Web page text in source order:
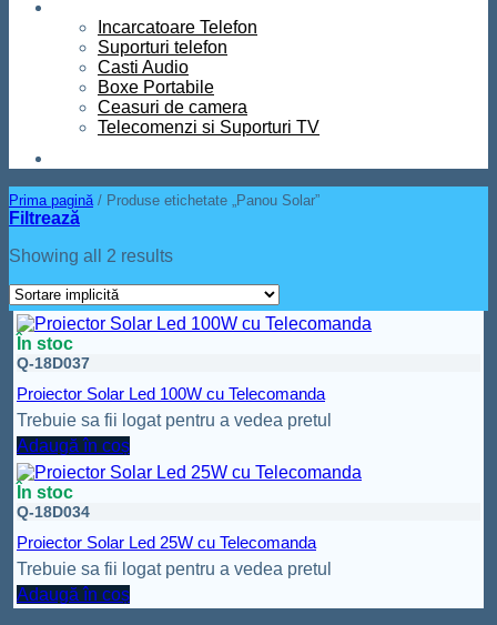
Incarcatoare Telefon
Suporturi telefon
Casti Audio
Boxe Portabile
Ceasuri de camera
Telecomenzi si Suporturi TV
Prima pagină / Produse etichetate „Panou Solar”
Filtrează
Showing all 2 results
În stoc
Q-18D037
Proiector Solar Led 100W cu Telecomanda
Trebuie sa fii logat pentru a vedea pretul
Adaugă în coș
În stoc
Q-18D034
Proiector Solar Led 25W cu Telecomanda
Trebuie sa fii logat pentru a vedea pretul
Adaugă în coș